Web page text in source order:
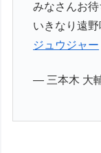
みなさんお待
いきなり遠
ジュウジャー
— 三本木 大